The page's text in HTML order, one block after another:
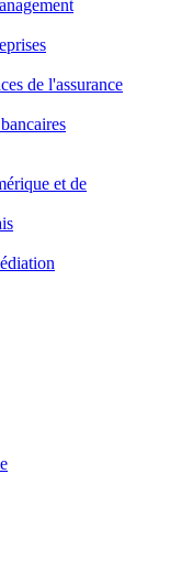
de l'assurance
et de